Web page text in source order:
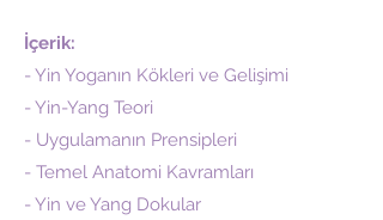
İçerik:
- Yin Yoganın Kökleri ve Gelişimi
- Yin-Yang Teori
- Uygulamanın Prensipleri
- Temel Anatomi Kavramları
- Yin ve Yang Dokular